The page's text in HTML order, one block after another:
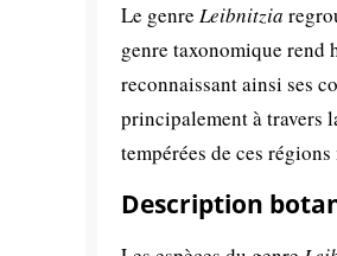
Le genre Leibnitzia
genre taxonomique
reconnaissant ainsi ses
principalement à travers
tempérées de ces
Description